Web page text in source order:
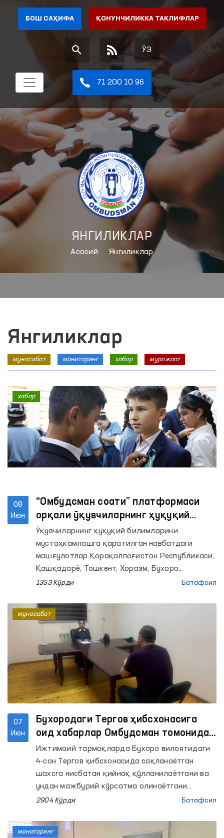
БОШ САҲИФА ҚОНУНЧИЛИККА ТАКЛИФЛАР
ЎЗ
71 200 10 96
ЯНГИЛИКЛАР
Aсосий Янгиликлар
Янгиликлар
муносабат мониторинг хабар мурожаат
08
Июн
“Омбудсман соати” платформаси
орқали ўқувчиларнинг ҳуқуқий
саводхонлиги оширилмоқда
Ўқувчиларнинг ҳуқуқий билимларини
мустаҳкамлашга қаратилган навбатдаги
машғулотлар Қорақалпоғистон Республикаси,
Қашқадарё, Тошкент, Хоразм, Бухоро
вилоятлари ҳамда Тошкент шаҳридаги
Омбудсманнинг ҳудудлардаги минтақавий
вакиллари томонидан ўтказилган дарсларда
800 нафардан ортиқ ўқувчи қамраб олинди.
1353 Кўрди Батафсил
хабар
07
Июн
Бухородаги Тергов ҳибсхонасига
оид хабарлар Омбудсман томонидан
ўрганилди
Ижтимоий тармоқларда Бухоро вилоятидаги
4-сон Тергов ҳибсхонасида сақланаётган
шахсга нисбатан қийноқ қўлланилаётгани ва
ундан мажбурий кўрсатма олинаётгани
ҳақида хабарлар тарқалди.
2904 Кўрди Батафсил
муносабат
мониторинг